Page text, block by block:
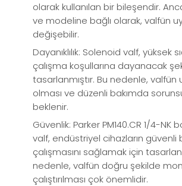
olarak kullanılan bir bileşendir.
ve modeline bağlı olarak, valfün
değişebilir.
Dayanıklılık: Solenoid valf, yüksek
çalışma koşullarına dayanacak
tasarlanmıştır. Bu nedenle, valfün
olması ve düzenli bakımda
beklenir.
Güvenlik: Parker PM140.CR 1/4-NK
valf, endüstriyel cihazların güvenli
çalışmasını sağlamak için
nedenle, valfün doğru şekilde
çalıştırılması çok önemlidir.